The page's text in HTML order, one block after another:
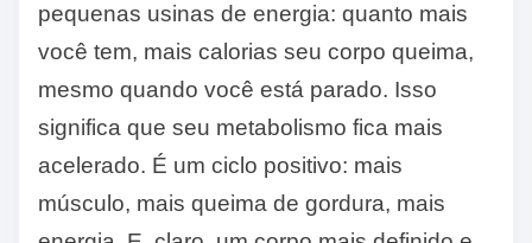
pequenas usinas de energia: quanto mais
você tem, mais calorias seu corpo queima,
mesmo quando você está parado. Isso
significa que seu metabolismo fica mais
acelerado. É um ciclo positivo: mais
músculo, mais queima de gordura, mais